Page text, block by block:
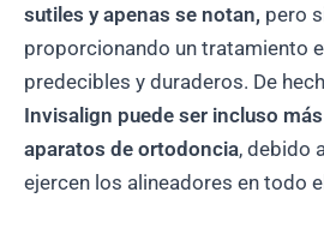
sutiles y apenas se notan, pero
proporcionando un tratamiento
predecibles y duraderos. De
Invisalign puede ser incluso
aparatos de ortodoncia, debido
ejercen los alineadores en todo